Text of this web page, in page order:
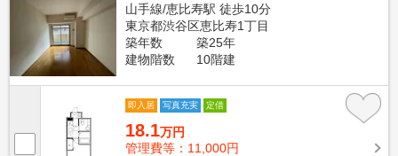
山手線/恵比寿駅 徒歩10分
東京都渋谷区恵比寿1丁目
築年数
築25年
建物階数
10階建
即入居 写真充実 定借
18.1万円
管理費等：11,000円